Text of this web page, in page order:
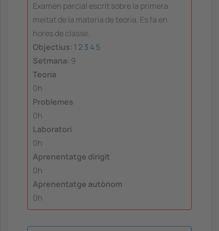
Examen parcial escrit sobre la primera
meitat de la materia de teoria. Es fa en
hores de classe.
Objectius: 1 23 45
Setmana: 9
Teoria
0h
Problemes
0h
Laboratori
0h
Aprenentatge dirigit
0h
Aprenentatge autònom
0h